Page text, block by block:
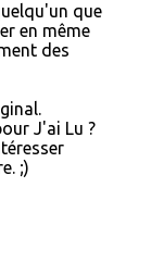
que
en même
des
J'ai Lu ?
;)